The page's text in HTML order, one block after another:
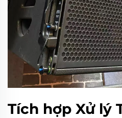
Tích hợp Xử lý